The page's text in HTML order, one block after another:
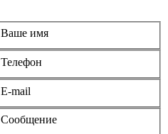
Ваше имя
Телефон
E-mail
Сообщение